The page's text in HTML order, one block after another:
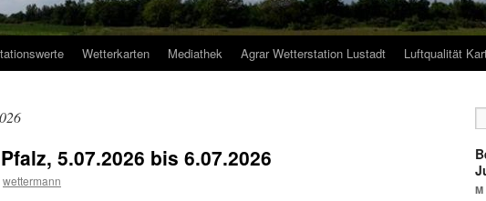
Wetterkarten Mediathek Agrar Wetterstation Lustadt Luftqualität
5.07.2026 bis 6.07.2026
wettermann
M